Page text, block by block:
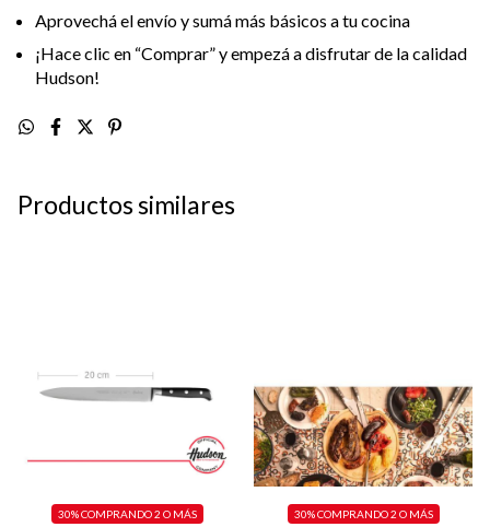
Aprovechá el envío y sumá más básicos a tu cocina
¡Hace clic en “Comprar” y empezá a disfrutar de la calidad
Hudson!
Productos similares
30%COMPRANDO 2 O MÁS 30%COMPRANDO 2 O MÁS